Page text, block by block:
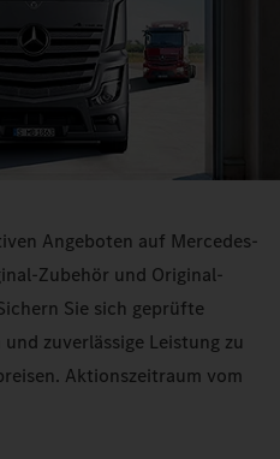
Angeboten auf Mercedes-
Zubehör und Original-
Sie sich geprüfte
zuverlässige Leistung zu
Aktionszeitraum vom